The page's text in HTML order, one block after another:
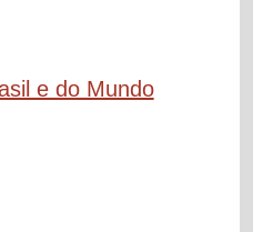
e do Mundo